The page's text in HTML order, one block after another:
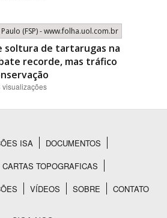
(FSP) - www.folha.uol.com.br
soltura de tartarugas na
recorde, mas tráfico
visualizações
ISA
DOCUMENTOS
TOPOGRAFICAS
VÍDEOS SOBRE CONTATO